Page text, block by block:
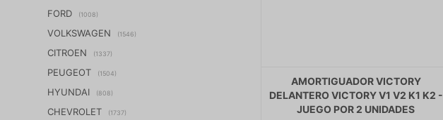
AMORTIGUADOR VICTORY
DELANTERO VICTORY V1 V2 K1 K2 -
JUEGO POR 2 UNIDADES
FORD (1008)
VOLKSWAGEN (1546)
CITROEN (1337)
PEUGEOT (1504)
HYUNDAI (808)
CHEVROLET (1737)